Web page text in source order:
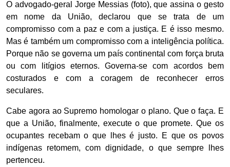
O advogado-geral Jorge Messias (foto), que assina o gesto
em nome da União, declarou que se trata de um
compromisso com a paz e com a justiça. E é isso mesmo.
Mas é também um compromisso com a inteligência política.
Porque não se governa um país continental com força bruta
ou com litígios eternos. Governa-se com acordos bem
costurados e com a coragem de reconhecer erros
seculares.
Cabe agora ao Supremo homologar o plano. Que o faça. E
que a União, finalmente, execute o que promete. Que os
ocupantes recebam o que lhes é justo. E que os povos
indígenas retomem, com dignidade, o que sempre lhes
pertenceu.